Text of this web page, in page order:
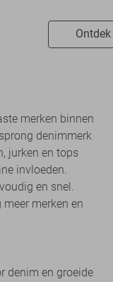
merken binnen
denimmerk
jurken en tops
invloeden.
en snel.
meer merken en
denim en groeide